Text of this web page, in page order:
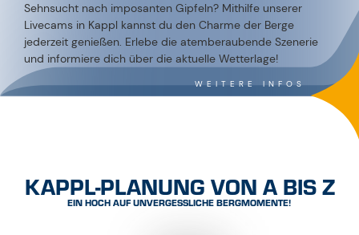
Sehnsucht nach imposanten Gipfeln? Mithilfe unserer
Livecams in Kappl kannst du den Charme der Berge
jederzeit genießen. Erlebe die atemberaubende Szenerie
und informiere dich über die aktuelle Wetterlage!
WEITERE INFOS
KAPPL-PLANUNG VON A BIS Z
EIN HOCH AUF UNVERGESSLICHE BERGMOMENTE!